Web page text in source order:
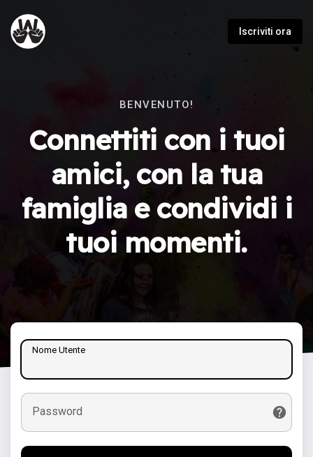
Iscriviti ora
BENVENUTO!
Connettiti con i tuoi
amici, con la tua
famiglia e condividi i
tuoi momenti.
Nome Utente
Password